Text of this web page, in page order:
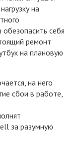
на
себя
ремонт
на плановую
на него
сбои в работе,
за разумную